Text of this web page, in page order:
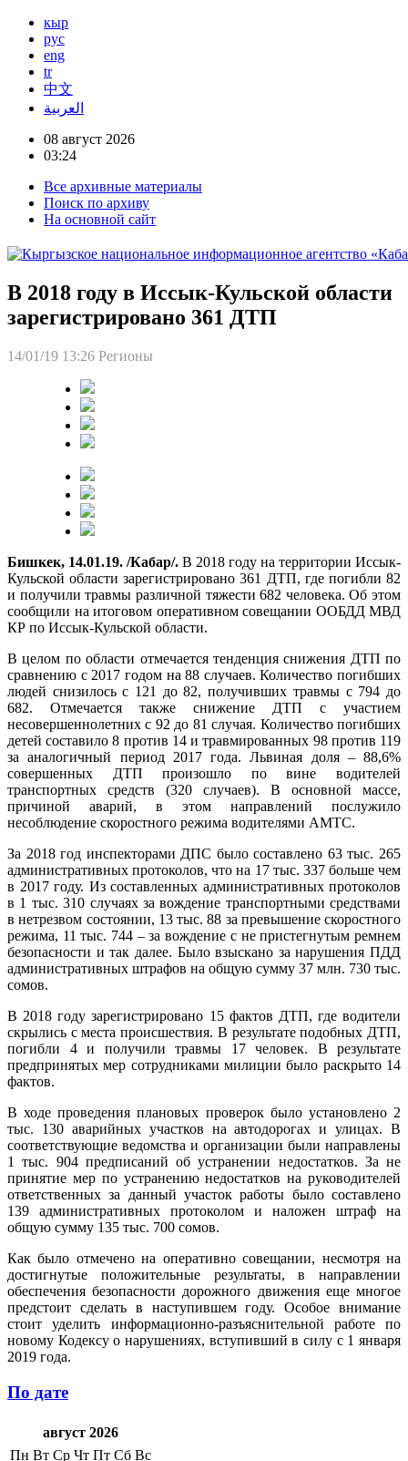
кыр
рус
eng
tr
中文
العربية
08 август 2026
03:24
Все архивные материалы
Поиск по архиву
На основной сайт
В 2018 году в Иссык-Кульской области
зарегистрировано 361 ДТП
14/01/19 13:26 Регионы
Бишкек, 14.01.19. /Кабар/. В 2018 году на территории Иссык-
Кульской области зарегистрировано 361 ДТП, где погибли 82
и получили травмы различной тяжести 682 человека. Об этом
сообщили на итоговом оперативном совещании ООБДД МВД
КР по Иссык-Кульской области.
В целом по области отмечается тенденция снижения ДТП по
сравнению с 2017 годом на 88 случаев. Количество погибших
людей снизилось с 121 до 82, получивших травмы с 794 до
682. Отмечается также снижение ДТП с участием
несовершеннолетних с 92 до 81 случая. Количество погибших
детей составило 8 против 14 и травмированных 98 против 119
за аналогичный период 2017 года. Львиная доля – 88,6%
совершенных ДТП произошло по вине водителей
транспортных средств (320 случаев). В основной массе,
причиной аварий, в этом направлений послужило
несоблюдение скоростного режима водителями АМТС.
За 2018 год инспекторами ДПС было составлено 63 тыс. 265
административных протоколов, что на 17 тыс. 337 больше чем
в 2017 году. Из составленных административных протоколов
в 1 тыс. 310 случаях за вождение транспортными средствами
в нетрезвом состоянии, 13 тыс. 88 за превышение скоростного
режима, 11 тыс. 744 – за вождение с не пристегнутым ремнем
безопасности и так далее. Было взыскано за нарушения ПДД
административных штрафов на общую сумму 37 млн. 730 тыс.
сомов.
В 2018 году зарегистрировано 15 фактов ДТП, где водители
скрылись с места происшествия. В результате подобных ДТП,
погибли 4 и получили травмы 17 человек. В результате
предпринятых мер сотрудниками милиции было раскрыто 14
фактов.
В ходе проведения плановых проверок было установлено 2
тыс. 130 аварийных участков на автодорогах и улицах. В
соответствующие ведомства и организации были направлены
1 тыс. 904 предписаний об устранении недостатков. За не
принятие мер по устранению недостатков на руководителей
ответственных за данный участок работы было составлено
139 административных протоколом и наложен штраф на
общую сумму 135 тыс. 700 сомов.
Как было отмечено на оперативно совещании, несмотря на
достигнутые положительные результаты, в направлении
обеспечения безопасности дорожного движения еще многое
предстоит сделать в наступившем году. Особое внимание
стоит уделить информационно-разъяснительной работе по
новому Кодексу о нарушениях, вступивший в силу с 1 января
2019 года.
По дате
август 2026
Пн Вт Ср Чт Пт Сб Вс